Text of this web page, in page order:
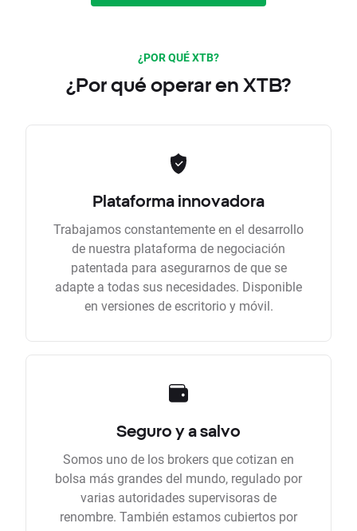
¿POR QUÉ XTB?
¿Por qué operar en XTB?
Plataforma innovadora
Trabajamos constantemente en el desarrollo
de nuestra plataforma de negociación
patentada para asegurarnos de que se
adapte a todas sus necesidades. Disponible
en versiones de escritorio y móvil.
Seguro y a salvo
Somos uno de los brokers que cotizan en
bolsa más grandes del mundo, regulado por
varias autoridades supervisoras de
renombre. También estamos cubiertos por